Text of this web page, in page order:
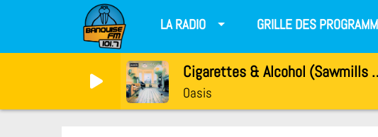
LA RADIO GRILLE DES
Cigarettes
Oasis